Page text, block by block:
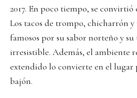
2017. En poco tiempo, se
Los tacos de trompo, chicharrón y
famosos por su sabor norteño y
irresistible. Además, el ambiente
extendido lo convierte en el lugar
bajón.